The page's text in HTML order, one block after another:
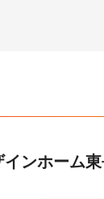
インホーム